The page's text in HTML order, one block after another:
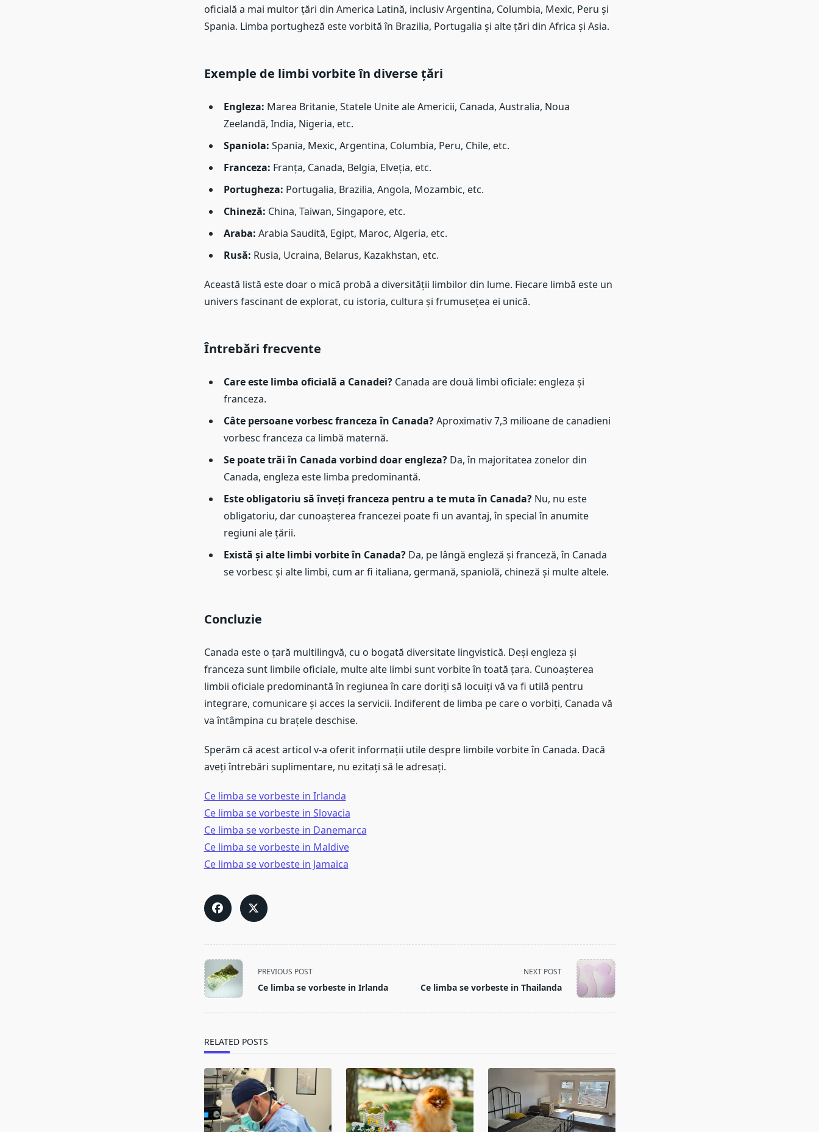
oficială a mai multor țări din America Latină, inclusiv Argentina, Columbia, Mexic, Peru și
Spania. Limba portugheză este vorbită în Brazilia, Portugalia și alte țări din Africa și Asia.
Exemple de limbi vorbite în diverse țări
Engleza: Marea Britanie, Statele Unite ale Americii, Canada, Australia, Noua
Zeelandă, India, Nigeria, etc.
Spaniola: Spania, Mexic, Argentina, Columbia, Peru, Chile, etc.
Franceza: Franța, Canada, Belgia, Elveția, etc.
Portugheza: Portugalia, Brazilia, Angola, Mozambic, etc.
Chineză: China, Taiwan, Singapore, etc.
Araba: Arabia Saudită, Egipt, Maroc, Algeria, etc.
Rusă: Rusia, Ucraina, Belarus, Kazakhstan, etc.
Această listă este doar o mică probă a diversității limbilor din lume. Fiecare limbă este un
univers fascinant de explorat, cu istoria, cultura și frumusețea ei unică.
Întrebări frecvente
Care este limba oficială a Canadei?Canada are două limbi oficiale: engleza și
franceza.
Câte persoane vorbesc franceza în Canada?Aproximativ 7,3 milioane de canadieni
vorbesc franceza ca limbă maternă.
Se poate trăi în Canada vorbind doar engleza?Da, în majoritatea zonelor din
Canada, engleza este limba predominantă.
Este obligatoriu să înveți franceza pentru a te muta în Canada?Nu, nu este
obligatoriu, dar cunoașterea francezei poate fi un avantaj, în special în anumite
regiuni ale țării.
Există și alte limbi vorbite în Canada?Da, pe lângă engleză și franceză, în Canada
se vorbesc și alte limbi, cum ar fi italiana, germană, spaniolă, chineză și multe altele.
Concluzie
Canada este o țară multilingvă, cu o bogată diversitate lingvistică. Deși engleza și
franceza sunt limbile oficiale, multe alte limbi sunt vorbite în toată țara. Cunoașterea
limbii oficiale predominantă în regiunea în care doriți să locuiți vă va fi utilă pentru
integrare, comunicare și acces la servicii. Indiferent de limba pe care o vorbiți, Canada vă
va întâmpina cu brațele deschise.
Sperăm că acest articol v-a oferit informații utile despre limbile vorbite în Canada. Dacă
aveți întrebări suplimentare, nu ezitați să le adresați.
Ce limba se vorbeste in Irlanda
Ce limba se vorbeste in Slovacia
Ce limba se vorbeste in Danemarca
Ce limba se vorbeste in Maldive
Ce limba se vorbeste in Jamaica
<span
class="nav-
subtitle
screen-
text">Page</span>
PREVIOUS POST
Ce limba se vorbeste in Irlanda
NEXT POST
Ce limba se vorbeste in Thailanda
RELATED POSTS